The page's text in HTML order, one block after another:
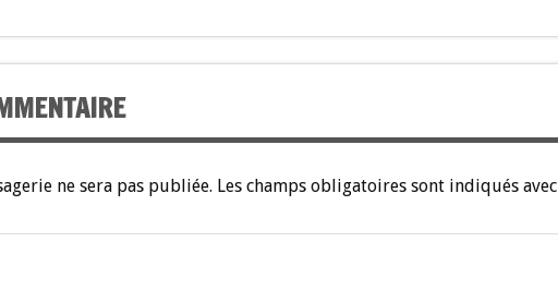
ne sera pas publiée. Les champs obligatoires sont indiqués avec